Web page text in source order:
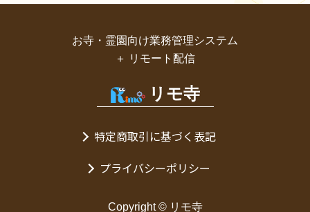
お寺・霊園向け業務管理システム
＋ リモート配信
リモ寺
特定商取引に基づく表記
プライバシーポリシー
Copyright © リモ寺